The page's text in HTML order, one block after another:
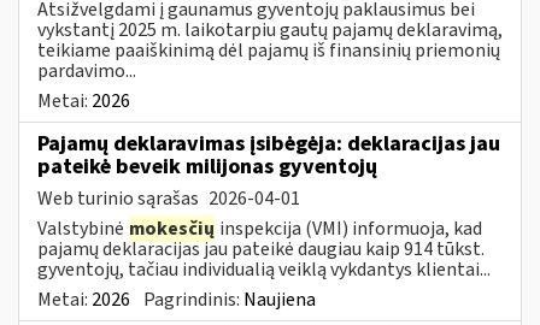
Atsižvelgdami į gaunamus gyventojų paklausimus bei
vykstantį 2025 m. laikotarpiu gautų pajamų deklaravimą,
teikiame paaiškinimą dėl pajamų iš finansinių priemonių
pardavimo...
Metai: 2026
Pajamų deklaravimas įsibėgėja: deklaracijas jau
pateikė beveik milijonas gyventojų
Web turinio sąrašas 2026-04-01
Valstybinė mokesčių inspekcija (VMI) informuoja, kad
pajamų deklaracijas jau pateikė daugiau kaip 914 tūkst.
gyventojų, tačiau individualią veiklą vykdantys klientai...
Metai: 2026 Pagrindinis: Naujiena